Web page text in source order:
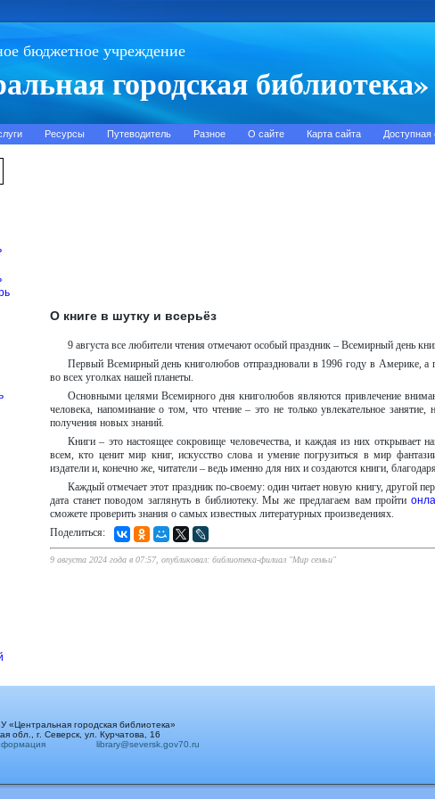
бюджетное учреждение
городская библиотека»
Ресурсы Путеводитель Разное О сайте Карта сайта Доступная
О книге в шутку и всерьёз
9 августа все любители чтения отмечают особый праздник – Всемирный день
Первый Всемирный день книголюбов отпраздновали в 1996 году в Америке, а
во всех уголках нашей планеты.
Основными целями Всемирного дня книголюбов являются привлечение
человека, напоминание о том, что чтение – это не только увлекательное
получения новых знаний.
Книги – это настоящее сокровище человечества, и каждая из них открывает
всем, кто ценит мир книг, искусство слова и умение погрузиться в мир
издатели и, конечно же, читатели – ведь именно для них и создаются книги,
Каждый отмечает этот праздник по-своему: один читает новую книгу, другой
дата станет поводом заглянуть в библиотеку. Мы же предлагаем вам пройти
сможете проверить знания о самых известных литературных произведениях.
Поделиться:
9 августа 2024 года в 07:57, опубликовал: библиотека-филиал "Мир семьи"
«Центральная городская библиотека»
обл., г. Северск, ул. Курчатова, 16
library@seversk.gov70.ru